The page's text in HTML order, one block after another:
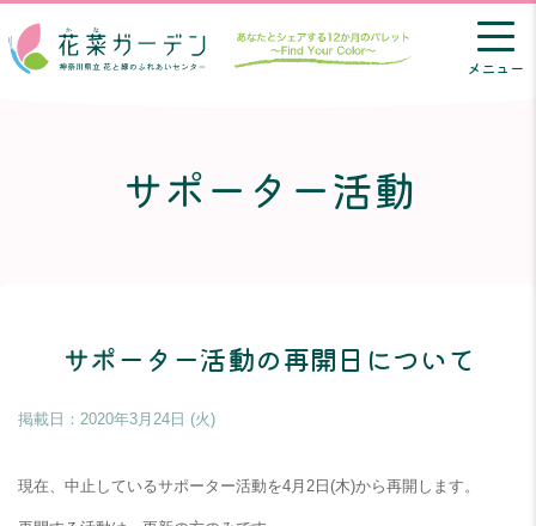
メニュー
サポーター活動
サポーター活動の再開日について
掲載日：2020年3月24日 (火)
現在、中止しているサポーター活動を4月2日(木)から再開します。